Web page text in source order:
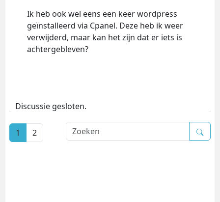
Ik heb ook wel eens een keer wordpress
geïnstalleerd via Cpanel. Deze heb ik weer
verwijderd, maar kan het zijn dat er iets is
achtergebleven?
Discussie gesloten.
1 2